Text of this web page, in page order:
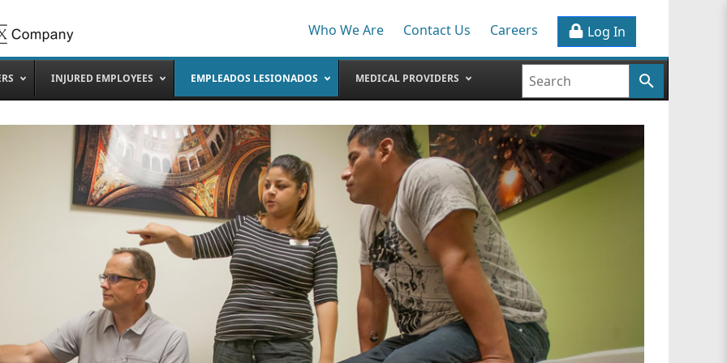
Who We Are Contact Us Careers
Log In
INJURED EMPLOYEES EMPLEADOS LESIONADOS MEDICAL PROVIDERS